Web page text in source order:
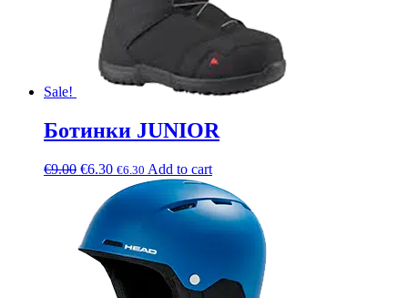
Sale!
Ботинки JUNIOR
€9.00 €6.30 €6.30 Add to cart